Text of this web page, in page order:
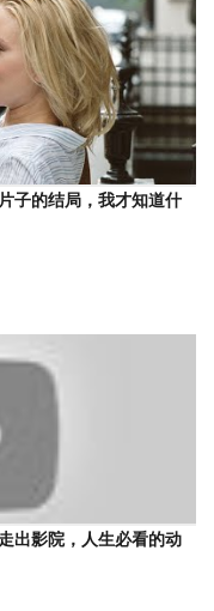
子的结局，我才知道什
出影院，人生必看的动